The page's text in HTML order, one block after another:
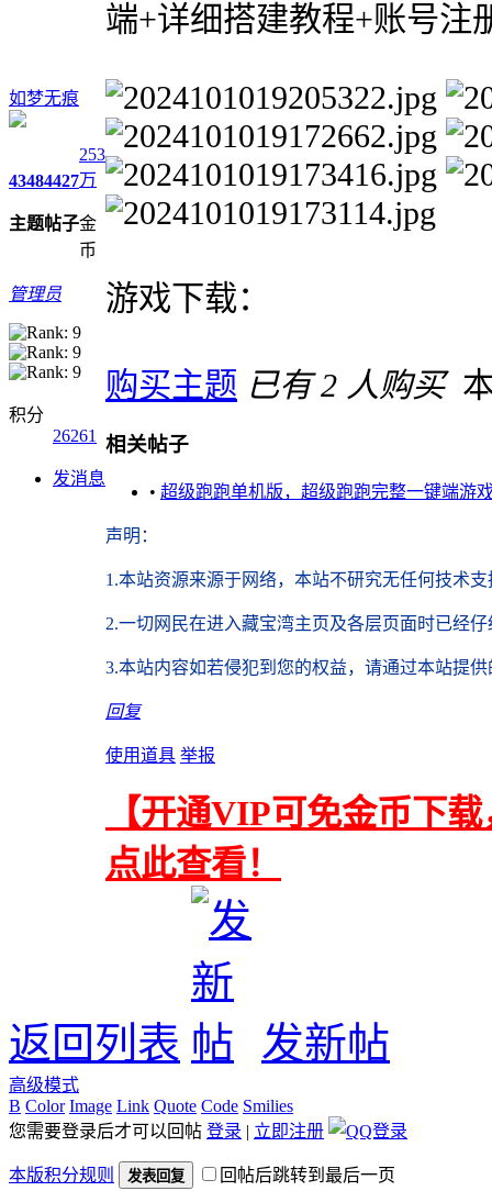
如梦无痕
4348
主题
4427
帖子
253
万
金
币
管理员
积分
26261
发消息
端+详细搭建教程+账号注
游戏下载：
购买主题 已有 2 人购买
相关帖子
• 超级跑跑单机版，超级跑跑完整一键端游
声明 ：
1.本站资源来源于网络， 本站不研究无任何技术支
2.一切网民在进入藏宝湾主页及各层页面时已经
3.本站内容如若侵犯到您的权益，请通过本站提
回复
使用道具 举报
【开通VIP可免金币下
点此查看！
返回列表 发新帖
高级模式
B Color Image Link Quote Code Smilies
您需要登录后才可以回帖 登录 | 立即注册
本版积分规则 发表回复 回帖后跳转到最后一页